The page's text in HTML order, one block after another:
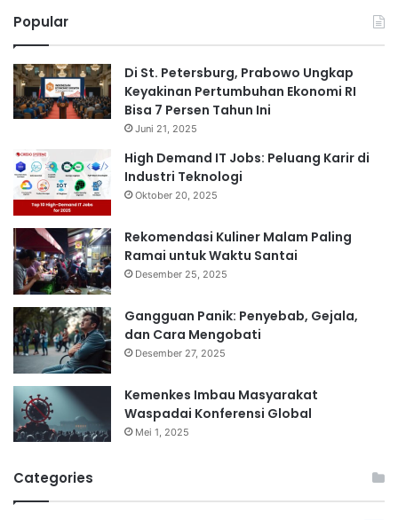
Popular
Di St. Petersburg, Prabowo Ungkap
Keyakinan Pertumbuhan Ekonomi RI
Bisa 7 Persen Tahun Ini
Juni 21, 2025
High Demand IT Jobs: Peluang Karir di
Industri Teknologi
Oktober 20, 2025
Rekomendasi Kuliner Malam Paling
Ramai untuk Waktu Santai
Desember 25, 2025
Gangguan Panik: Penyebab, Gejala,
dan Cara Mengobati
Desember 27, 2025
Kemenkes Imbau Masyarakat
Waspadai Konferensi Global
Mei 1, 2025
Categories